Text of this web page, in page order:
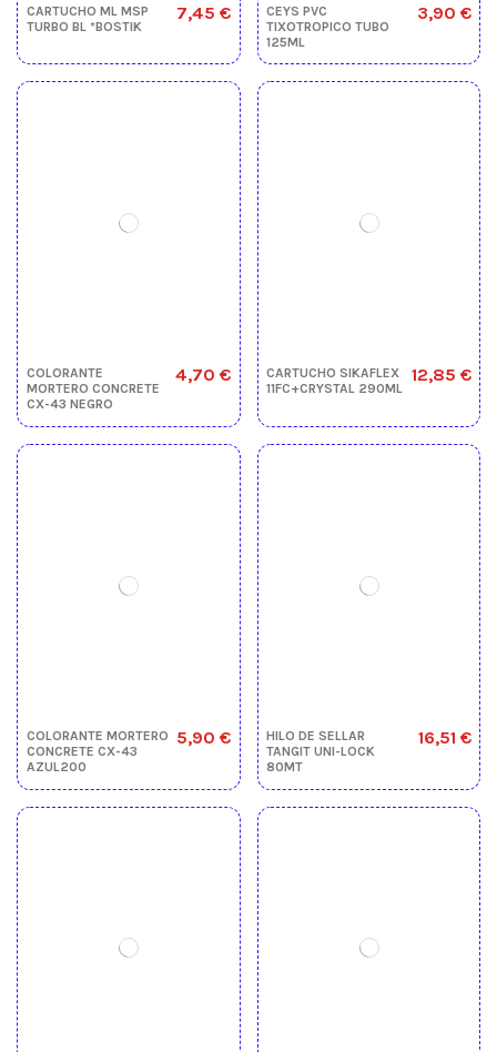
CARTUCHO ML MSP
TURBO BL *BOSTIK
7,45 €
CEYS PVC
TIXOTROPICO TUBO
125ML
3,90 €
COLORANTE
MORTERO CONCRETE
CX-43 NEGRO
4,70 €
CARTUCHO SIKAFLEX
11FC+CRYSTAL 290ML
12,85 €
COLORANTE MORTERO
CONCRETE CX-43
AZUL200
5,90 €
HILO DE SELLAR
TANGIT UNI-LOCK
80MT
16,51 €